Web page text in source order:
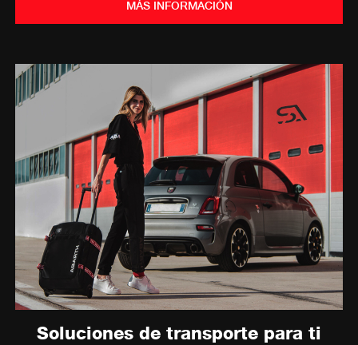
MÁS INFORMACIÓN
Soluciones de transporte para ti